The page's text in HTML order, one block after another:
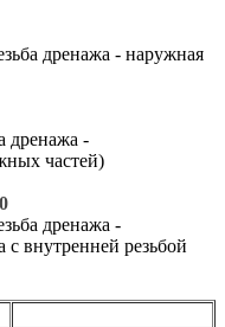
дренажа - наружная
дренажа -
частей)
дренажа -
внутренней резьбой